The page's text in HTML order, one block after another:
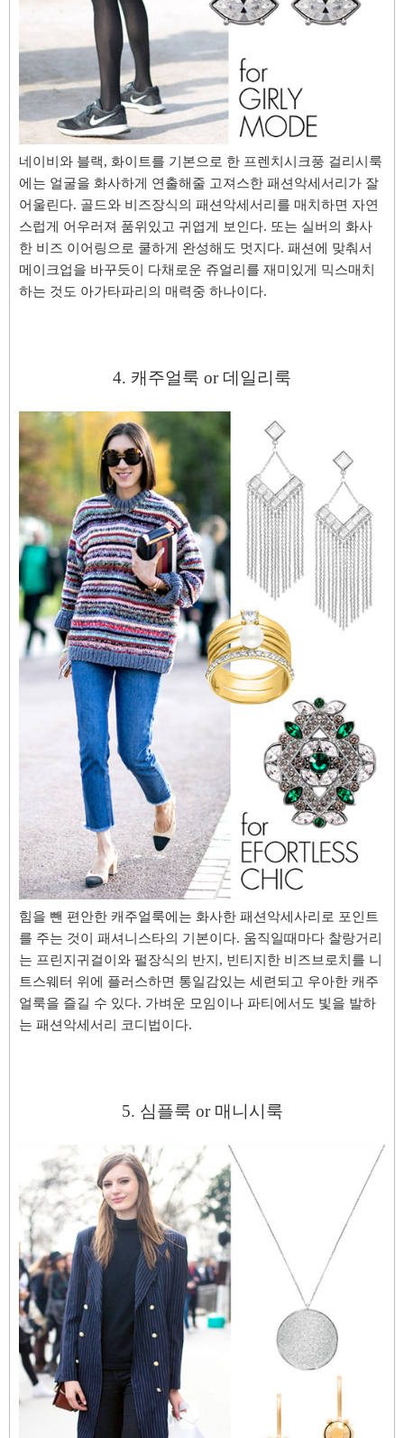
네이비와 블랙, 화이트를 기본으로 한 프렌치시크풍 걸리시룩
에는 얼굴을 화사하게 연출해줄 고져스한 패션악세서리가 잘
어울린다. 골드와 비즈장식의 패션악세서리를 매치하면 자연
스럽게 어우러져 품위있고 귀엽게 보인다. 또는 실버의 화사
한 비즈 이어링으로 쿨하게 완성해도 멋지다. 패션에 맞춰서
메이크업을 바꾸듯이 다채로운 쥬얼리를 재미있게 믹스매치
하는 것도 아가타파리의 매력중 하나이다.
4. 캐주얼룩 or 데일리룩
힘을 뺀 편안한 캐주얼룩에는 화사한 패션악세사리로 포인트
를 주는 것이
패셔니스타의 기본이다. 움직일때마다 찰랑거리
는 프린지귀걸이와 펄장식의 반지, 빈티지한 비즈브로치를 니
트스웨터 위에 플러스하면 통일감있는 세련되고 우아한 캐주
얼룩을 즐길 수 있다. 가벼운 모임이나 파티에서도 빛을 발하
는 패션악세서리 코디법이다.
5. 심플룩 or 매니시룩